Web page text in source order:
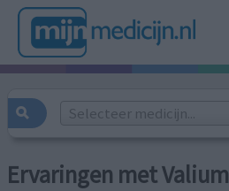
Selecteer medicijn...
Ervaringen met Valium